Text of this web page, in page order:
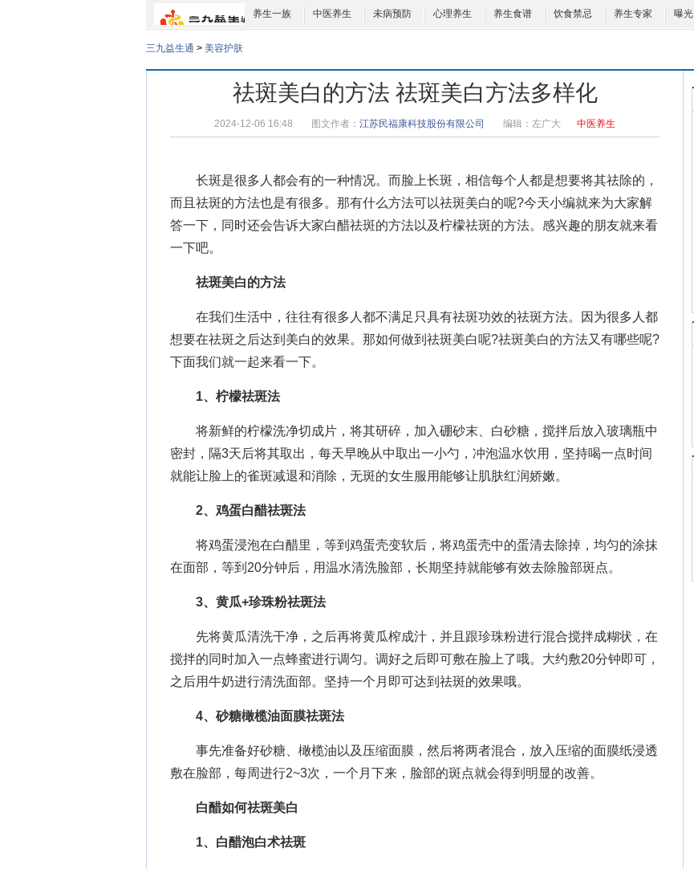
养生一族 中医养生 未病预防 心理养生 养生食谱 饮食禁忌 养生专家 曝光
三九益生通 > 美容护肤
祛斑美白的方法 祛斑美白方法多样化
2024-12-06 16:48 图文作者： 江苏民福康科技股份有限公司 编辑： 左广大 中医养生
长斑是很多人都会有的一种情况。而脸上长斑，相信每个人都是想要将其祛除的，
而且祛斑的方法也是有很多。那有什么方法可以祛斑美白的呢?今天小编就来为大家解
答一下，同时还会告诉大家白醋祛斑的方法以及柠檬祛斑的方法。感兴趣的朋友就来看
一下吧。
祛斑美白的方法
在我们生活中，往往有很多人都不满足只具有祛斑功效的祛斑方法。因为很多人都
想要在祛斑之后达到美白的效果。那如何做到祛斑美白呢?祛斑美白的方法又有哪些呢?
下面我们就一起来看一下。
1、柠檬祛斑法
将新鲜的柠檬洗净切成片，将其研碎，加入硼砂末、白砂糖，搅拌后放入玻璃瓶中
密封，隔3天后将其取出，每天早晚从中取出一小勺，冲泡温水饮用，坚持喝一点时间
就能让脸上的雀斑减退和消除，无斑的女生服用能够让肌肤红润娇嫩。
2、鸡蛋白醋祛斑法
将鸡蛋浸泡在白醋里，等到鸡蛋壳变软后，将鸡蛋壳中的蛋清去除掉，均匀的涂抹
在面部，等到20分钟后，用温水清洗脸部，长期坚持就能够有效去除脸部斑点。
3、黄瓜+珍珠粉祛斑法
先将黄瓜清洗干净，之后再将黄瓜榨成汁，并且跟珍珠粉进行混合搅拌成糊状，在
搅拌的同时加入一点蜂蜜进行调匀。调好之后即可敷在脸上了哦。大约敷20分钟即可，
之后用牛奶进行清洗面部。坚持一个月即可达到祛斑的效果哦。
4、砂糖橄榄油面膜祛斑法
事先准备好砂糖、橄榄油以及压缩面膜，然后将两者混合，放入压缩的面膜纸浸透
敷在脸部，每周进行2~3次，一个月下来，脸部的斑点就会得到明显的改善。
白醋如何祛斑美白
1、白醋泡白术祛斑